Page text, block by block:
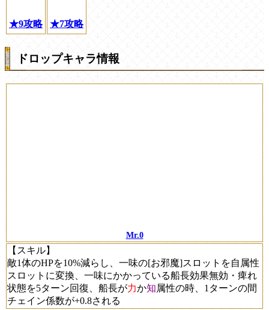
★9攻略 ★7攻略
ドロップキャラ情報
Mr.0
【スキル】
敵1体のHPを10%減らし、一味の[お邪魔]スロットを自属性
スロットに変換、一味にかかっている船長効果無効・痺れ
状態を5ターン回復、船長が力か知属性の時、1ターンの間
チェイン係数が+0.8される